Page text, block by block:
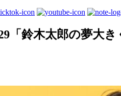
「鈴木太郎の夢大き